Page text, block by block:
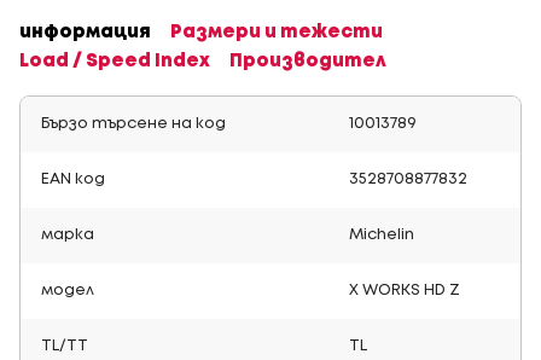
информация
Размери и тежести
Load / Speed Index
Производител
Бързо търсене на код 10013789
EAN код 3528708877832
марка Michelin
модел X WORKS HD Z
TL/TT